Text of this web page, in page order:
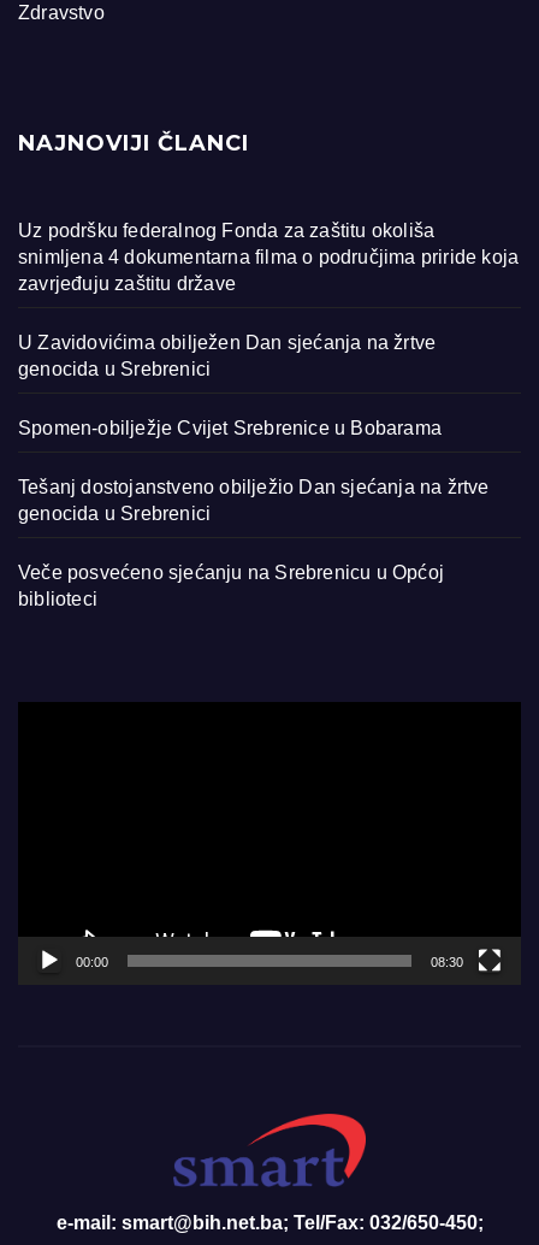
Zdravstvo
NAJNOVIJI ČLANCI
Uz podršku federalnog Fonda za zaštitu okoliša
snimljena 4 dokumentarna filma o područjima priride koja
zavrjeđuju zaštitu države
U Zavidovićima obilježen Dan sjećanja na žrtve
genocida u Srebrenici
Spomen-obilježje Cvijet Srebrenice u Bobarama
Tešanj dostojanstveno obilježio Dan sjećanja na žrtve
genocida u Srebrenici
Veče posvećeno sjećanju na Srebrenicu u Općoj
biblioteci
00:00 08:30
e-mail: smart@bih.net.ba; Tel/Fax: 032/650-450;